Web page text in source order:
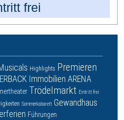
frei
Highlights Premieren
Immobilien ARENA
Trödelmarkt Eintritt frei
Sommerkabarett Gewandhaus
Führungen